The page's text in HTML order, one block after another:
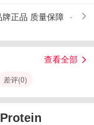
牌正品 质量保障
查看全部
差评(0)